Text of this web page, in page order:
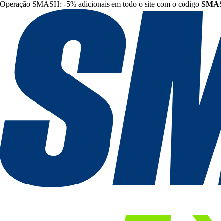
Operação SMASH: -5% adicionais em todo o site com o código